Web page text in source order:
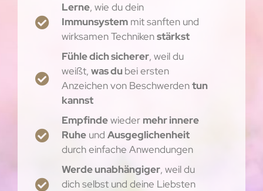
Lerne, wie du dein
Immunsystem mit sanften und
wirksamen Technikenstärkst
Fühle dich sicherer, weil du
weißt, was dubei ersten
Anzeichen von Beschwerdentun
kannst
Empfindewieder mehr innere
Ruhe und Ausgeglichenheit
durch einfache Anwendungen
Werde unabhängiger, weil du
dich selbst und deine Liebsten